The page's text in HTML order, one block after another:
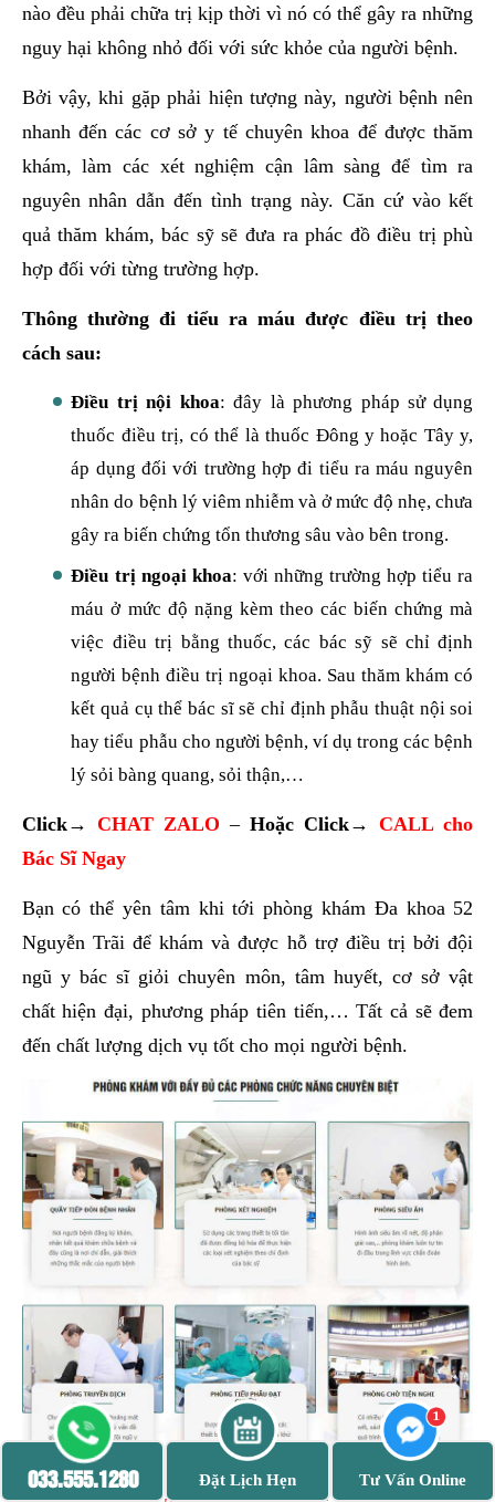
nào đều phải chữa trị kịp thời vì nó có thể gây ra những
nguy hại không nhỏ đối với sức khỏe của người bệnh.
Bởi vậy, khi gặp phải hiện tượng này, người bệnh nên
nhanh đến các cơ sở y tế chuyên khoa để được thăm
khám, làm các xét nghiệm cận lâm sàng để tìm ra
nguyên nhân dẫn đến tình trạng này. Căn cứ vào kết
quả thăm khám, bác sỹ sẽ đưa ra phác đồ điều trị phù
hợp đối với từng trường hợp.
Thông thường đi tiểu ra máu được điều trị theo
cách sau:
Điều trị nội khoa: đây là phương pháp sử dụng
thuốc điều trị, có thể là thuốc Đông y hoặc Tây y,
áp dụng đối với trường hợp đi tiểu ra máu nguyên
nhân do bệnh lý viêm nhiễm và ở mức độ nhẹ, chưa
gây ra biến chứng tổn thương sâu vào bên trong.
Điều trị ngoại khoa: với những trường hợp tiểu ra
máu ở mức độ nặng kèm theo các biến chứng mà
việc điều trị bằng thuốc, các bác sỹ sẽ chỉ định
người bệnh điều trị ngoại khoa. Sau thăm khám có
kết quả cụ thể bác sĩ sẽ chỉ định phẫu thuật nội soi
hay tiểu phẫu cho người bệnh, ví dụ trong các bệnh
lý sỏi bàng quang, sỏi thận,…
Click→ CHAT ZALO –Hoặc Click→
CALL cho
Bác Sĩ Ngay
Bạn có thể yên tâm khi tới phòng khám Đa khoa 52
Nguyễn Trãi để khám và được hỗ trợ điều trị bởi đội
ngũ y bác sĩ giỏi chuyên môn, tâm huyết, cơ sở vật
chất hiện đại, phương pháp tiên tiến,… Tất cả sẽ đem
đến chất lượng dịch vụ tốt cho mọi người bệnh.
033.555.1280 Đặt Lịch Hẹn Tư Vấn Online